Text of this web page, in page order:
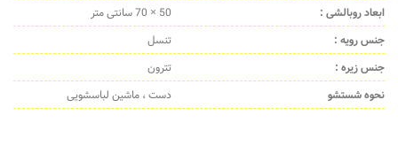
ابعاد روبالشی :
50 × 70 سانتی متر
جنس رویه :
تنسل
جنس زیره :
تترون
نحوه شستشو
دست ، ماشین لباسشویی